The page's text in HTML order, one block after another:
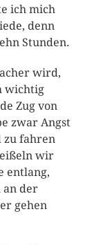
ich mich
denn
Stunden.
wird,
wichtig
Zug von
zwar Angst
zu fahren
wir
entlang,
an der
gehen